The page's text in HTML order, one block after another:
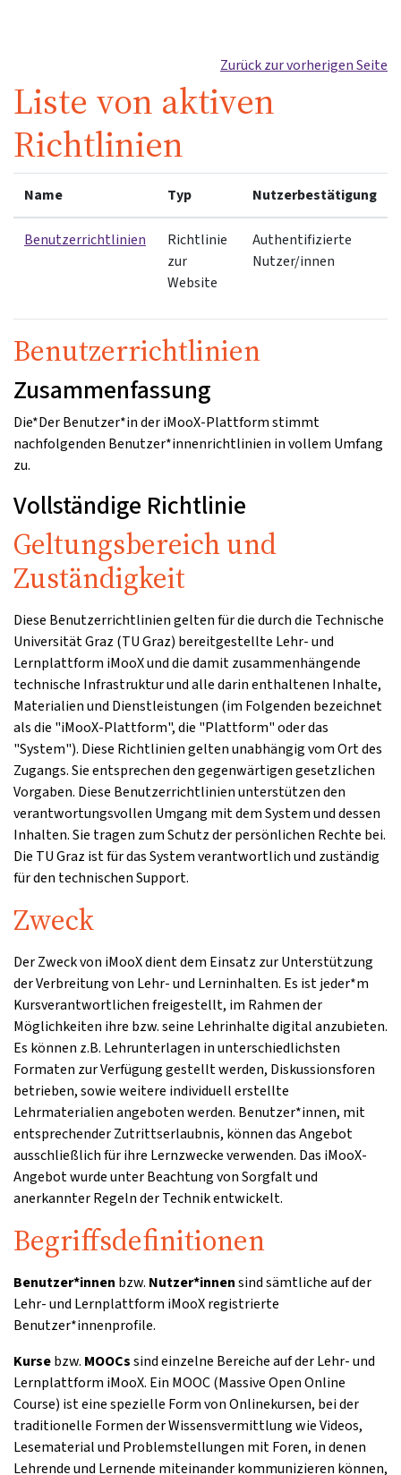
Zurück zur vorherigen Seite
Liste von aktiven
Richtlinien
Name Typ Nutzerbestätigung
Benutzerrichtlinien
Richtlinie
zur
Website
Authentifizierte
Nutzer/innen
Benutzerrichtlinien
Zusammenfassung
Die*Der Benutzer*in der iMooX-Plattform stimmt
nachfolgenden Benutzer*innenrichtlinien in vollem Umfang
zu.
Vollständige Richtlinie
Geltungsbereich und
Zuständigkeit
Diese Benutzerrichtlinien gelten für die durch die Technische
Universität Graz (TU Graz) bereitgestellte Lehr- und
Lernplattform iMooX und die damit zusammenhängende
technische Infrastruktur und alle darin enthaltenen Inhalte,
Materialien und Dienstleistungen (im Folgenden bezeichnet
als die "iMooX-Plattform", die "Plattform" oder das
"System"). Diese Richtlinien gelten unabhängig vom Ort des
Zugangs. Sie entsprechen den gegenwärtigen gesetzlichen
Vorgaben. Diese Benutzerrichtlinien unterstützen den
verantwortungsvollen Umgang mit dem System und dessen
Inhalten. Sie tragen zum Schutz der persönlichen Rechte bei.
Die TU Graz ist für das System verantwortlich und zuständig
für den technischen Support.
Zweck
Der Zweck von iMooX dient dem Einsatz zur Unterstützung
der Verbreitung von Lehr- und Lerninhalten. Es ist jeder*m
Kursverantwortlichen freigestellt, im Rahmen der
Möglichkeiten ihre bzw. seine Lehrinhalte digital anzubieten.
Es können z.B. Lehrunterlagen in unterschiedlichsten
Formaten zur Verfügung gestellt werden, Diskussionsforen
betrieben, sowie weitere individuell erstellte
Lehrmaterialien angeboten werden. Benutzer*innen, mit
entsprechender Zutrittserlaubnis, können das Angebot
ausschließlich für ihre Lernzwecke verwenden. Das iMooX-
Angebot wurde unter Beachtung von Sorgfalt und
anerkannter Regeln der Technik entwickelt.
Begriffsdefinitionen
Benutzer*innen bzw. Nutzer*innensind sämtliche auf der
Lehr- und Lernplattform iMooX registrierte
Benutzer*innenprofile.
Kursebzw. MOOCssind einzelne Bereiche auf der Lehr- und
Lernplattform iMooX. Ein MOOC (Massive Open Online
Course) ist eine spezielle Form von Onlinekursen, bei der
traditionelle Formen der Wissensvermittlung wie Videos,
Lesematerial und Problemstellungen mit Foren, in denen
Lehrende und Lernende miteinander kommunizieren können,